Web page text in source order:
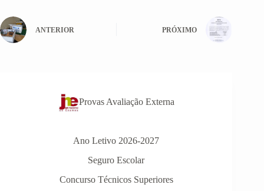
ANTERIOR PRÓXIMO
Provas Avaliação Externa
Ano Letivo 2026-2027
Seguro Escolar
Concurso Técnicos Superiores